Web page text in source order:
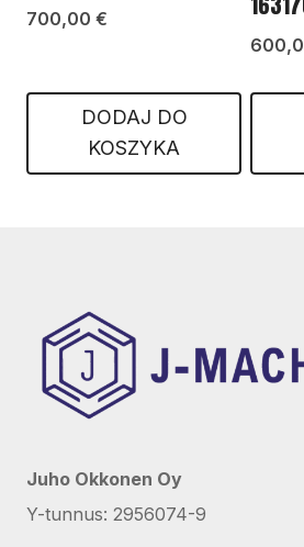
700,00 €
DODAJ DO
KOSZYKA
Juho Okkonen Oy
Y-tunnus: 2956074-9